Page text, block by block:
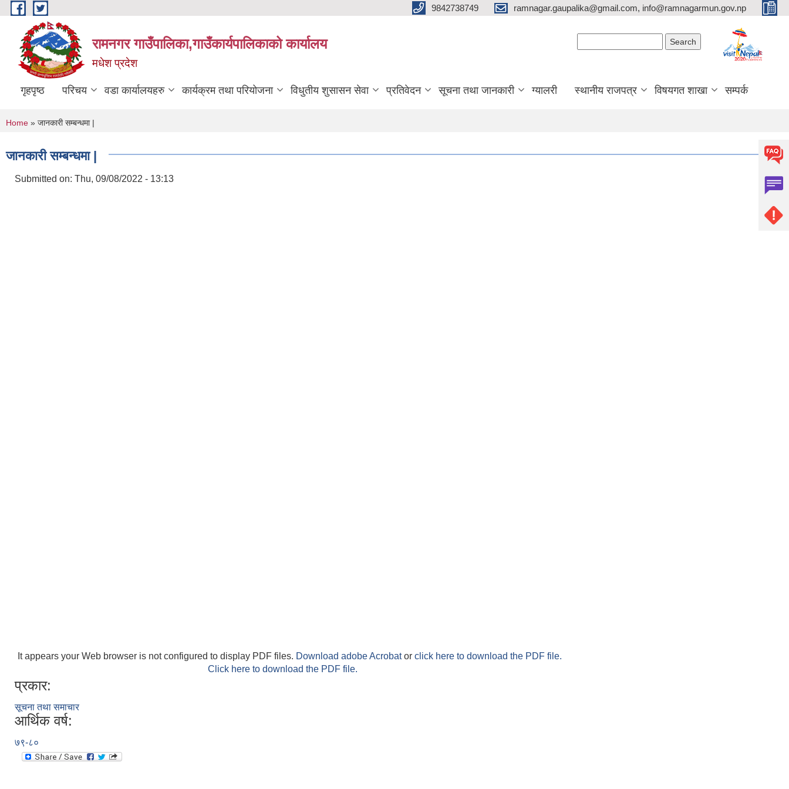
Skip to main content 9842738749 ramnagar.gaupalika@gmail.com, info@ramnagarmun.gov.np
रामनगर गाउँपालिका,गाउँकार्यपालिकाको कार्यालय
मधेश प्रदेश
गृहपृष्ठ परिचय वडा कार्यालयहरु कार्यक्रम तथा परियोजना विधुतीय शुसासन सेवा प्रतिवेदन सूचना तथा जानकारी ग्यालरी स्थानीय राजपत्र विषयगत शाखा सम्पर्क
You are here
Home » जानकारी सम्बन्धमा |
जानकारी सम्बन्धमा |
Submitted on: Thu, 09/08/2022 - 13:13
It appears your Web browser is not configured to display PDF files. Download adobe Acrobator click here to download the PDF file.
Click here to download the PDF file.
प्रकार:
सूचना तथा समाचार
आर्थिक वर्ष:
७९-८०